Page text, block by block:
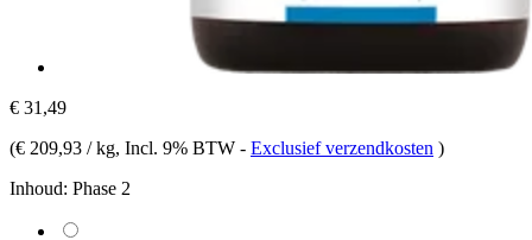
€ 31,49
(€ 209,93 / kg, Incl. 9% BTW - Exclusief verzendkosten )
Inhoud: Phase 2